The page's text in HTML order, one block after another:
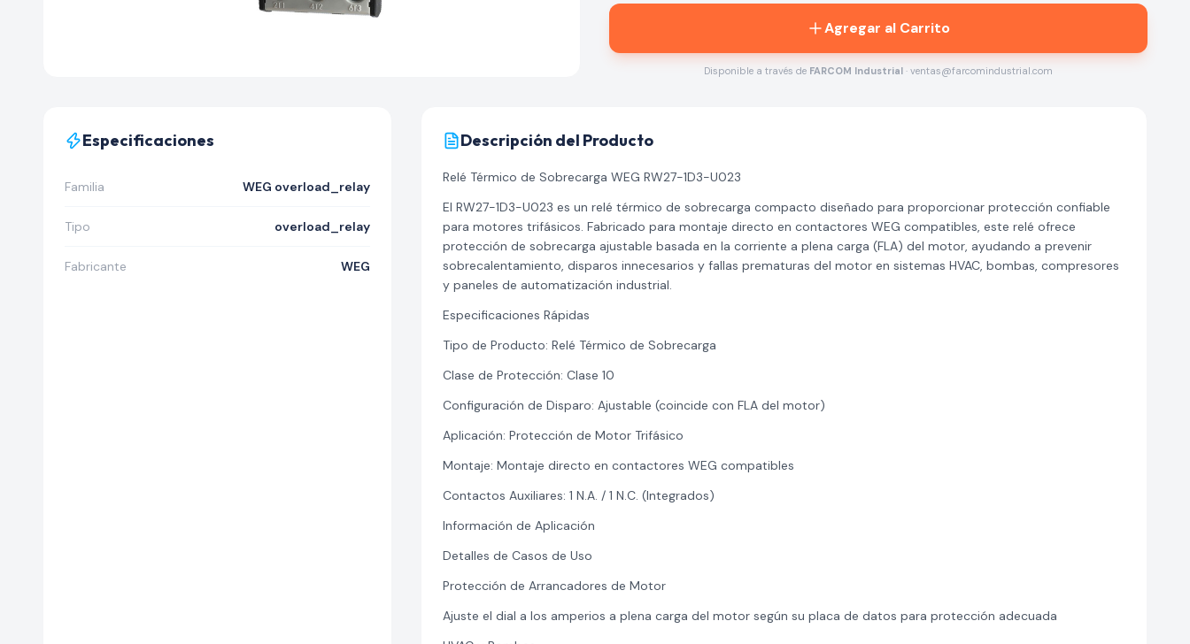
Agregar al Carrito
Disponible a través de FARCOM Industrial · ventas@farcomindustrial.com
Especificaciones
Familia WEG overload_relay
Tipo overload_relay
Fabricante WEG
Descripción del Producto
Relé Térmico de Sobrecarga WEG RW27-1D3-U023
El RW27-1D3-U023 es un relé térmico de sobrecarga compacto diseñado para proporcionar protección confiable
para motores trifásicos. Fabricado para montaje directo en contactores WEG compatibles, este relé ofrece
protección de sobrecarga ajustable basada en la corriente a plena carga (FLA) del motor, ayudando a prevenir
sobrecalentamiento, disparos innecesarios y fallas prematuras del motor en sistemas HVAC, bombas, compresores
y paneles de automatización industrial.
Especificaciones Rápidas
Tipo de Producto: Relé Térmico de Sobrecarga
Clase de Protección: Clase 10
Configuración de Disparo: Ajustable (coincide con FLA del motor)
Aplicación: Protección de Motor Trifásico
Montaje: Montaje directo en contactores WEG compatibles
Contactos Auxiliares: 1 N.A. / 1 N.C. (Integrados)
Información de Aplicación
Detalles de Casos de Uso
Protección de Arrancadores de Motor
Ajuste el dial a los amperios a plena carga del motor según su placa de datos para protección adecuada